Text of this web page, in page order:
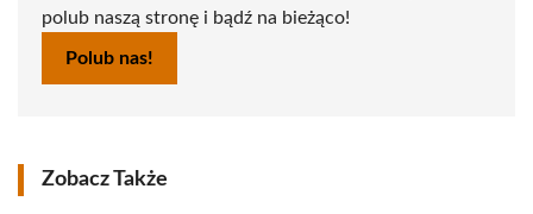
polub naszą stronę i bądź na bieżąco!
Polub nas!
Zobacz Także